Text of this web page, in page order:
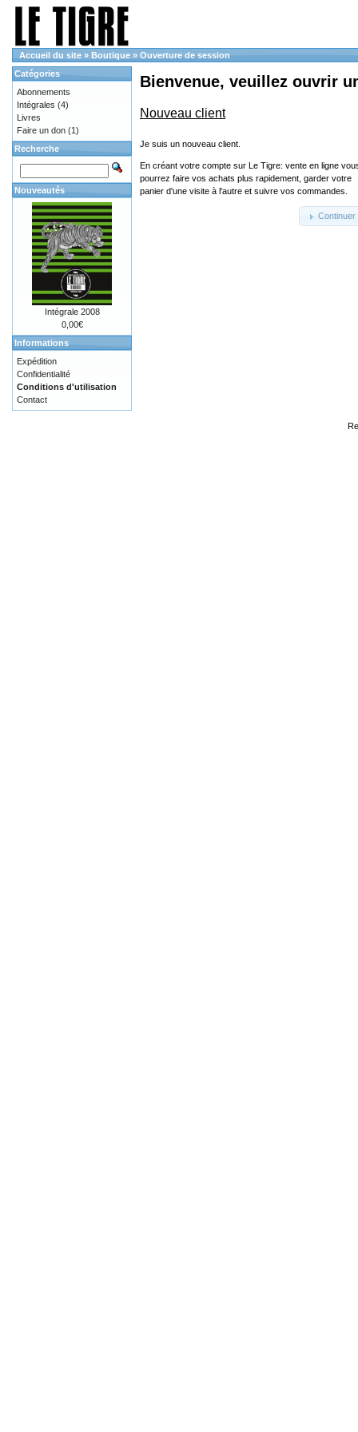
Accueil du site » Boutique » Ouverture de session
Bienvenue, veuillez ouvrir
Nouveau client
Je suis un nouveau client.
En créant votre compte sur Le Tigre: vente en ligne
pourrez faire vos achats plus rapidement, garder votre
panier d'une visite à l'autre et suivre vos commandes.
Continuer
Catégories
Abonnements
Intégrales (4)
Livres
Faire un don (1)
Recherche
Nouveautés
Intégrale 2008
0,00€
Informations
Expédition
Confidentialité
Conditions d'utilisation
Contact